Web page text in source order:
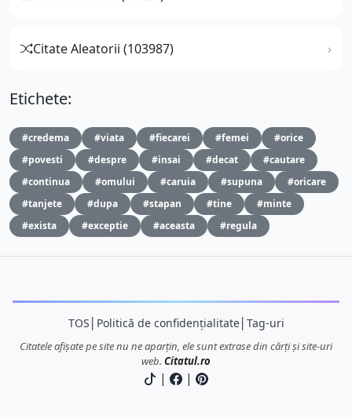
Citate Aleatorii (103987)
Etichete:
#credema #viata #fiecarei #femei
#orice
#povesti
#despre #insai #decat
#cautare
#continua
#omului #caruia #supuna
#oricare
#tanjete
#dupa #stapan #tine
#minte
#exista
#exceptie #aceasta #regula
TOS Politică de confidențialitate│ Tag-uri
Citatele afișate pe site nu ne aparțin, ele sunt extrase din cărți și site-uri
web. Citatul.ro
| |